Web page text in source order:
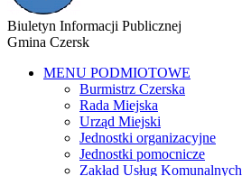
Biuletyn Informacji Publicznej
Gmina Czersk
MENU PODMIOTOWE
Burmistrz Czerska
Rada Miejska
Urząd Miejski
Jednostki organizacyjne
Jednostki pomocnicze
Zakład Usług Komunalnych